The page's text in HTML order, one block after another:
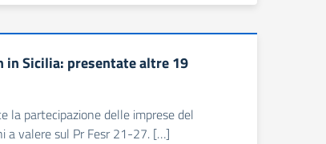
in Sicilia: presentate altre 19
la partecipazione delle imprese del
a valere sul Pr Fesr 21-27. […]